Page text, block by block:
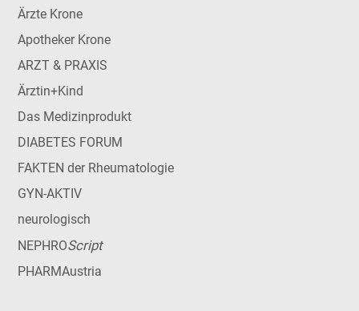
Ärzte Krone
Apotheker Krone
ARZT & PRAXIS
Ärztin+Kind
Das Medizinprodukt
DIABETES FORUM
FAKTEN der Rheumatologie
GYN-AKTIV
neurologisch
NEPHROScript
PHARMAustria